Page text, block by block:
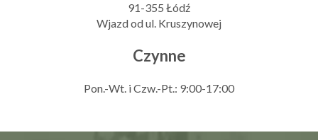
91-355 Łódź
Wjazd od ul. Kruszynowej
Czynne
Pon.-Wt. i Czw.-Pt.: 9:00-17:00